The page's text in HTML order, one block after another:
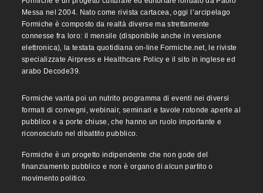
Messa nel 2004. Nato come rivista cartacea, oggi l’arcipelago
Formiche è composto da realtà diverse ma strettamente
connesse fra loro: il mensile (disponibile anche in versione
elettronica), la testata quotidiana on-line Formiche.net, le riviste
specializzate Airpress e Healthcare Policy e il sito in inglese ed
arabo Decode39.
Formiche vanta poi un nutrito programma di eventi nei diversi
formati di convegni, webinair, seminari e tavole rotonde aperte al
pubblico e a porte chiuse, che hanno un ruolo importante e
riconosciuto nel dibattito pubblico.
Formiche è un progetto indipendente che non gode del
finanziamento pubblico e non è organo di alcun partito o
movimento politico.